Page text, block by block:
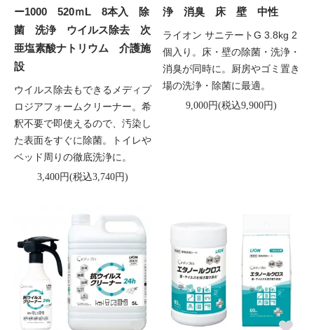
ー1000 520ｍL 8本入 除
菌 洗浄 ウイルス除去 次
亜塩素酸ナトリウム 介護施
設
ウイルス除去もできるメディプ
ロジアフォームクリーナー。希
釈不要で即使えるので、汚染し
た表面をすぐに除菌。トイレや
ベッド周りの徹底洗浄に。
3,400円(税込3,740円)
浄 消臭 床 壁 中性
ライオン サニテートG 3.8kg 2
個入り。床・壁の除菌・洗浄・
消臭が同時に。厨房やゴミ置き
場の洗浄・除菌に最適。
9,000円(税込9,900円)